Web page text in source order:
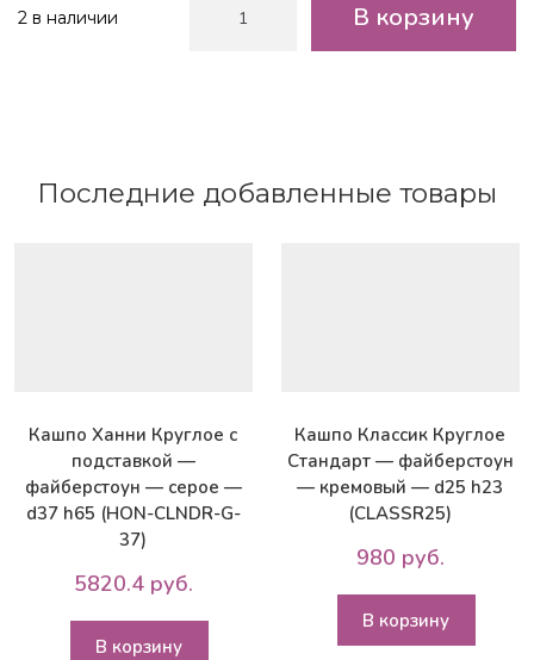
2 в наличии
товара
серо-
В корзину
Последние добавленные товары
Кашпо Ханни Круглое с
подставкой —
файберстоун — серое —
d37 h65 (HON-CLNDR-G-
37)
5820.4 руб.
В корзину
Кашпо Классик Круглое
Стандарт — файберстоун
— кремовый — d25 h23
(CLASSR25)
980 руб.
В корзину